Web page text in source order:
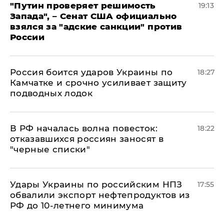
"Путин проверяет решимость
Запада", – Сенат США официально
взялся за "адские санкции" против
России
19:13
Россия боится ударов Украины по
Камчатке и срочно усиливает защиту
подводных лодок
18:27
​В РФ началась волна повесток:
отказавшихся россиян заносят в
"черные списки"
18:22
Удары Украины по российским НПЗ
обвалили экспорт нефтепродуктов из
РФ до 10-летнего минимума
17:55